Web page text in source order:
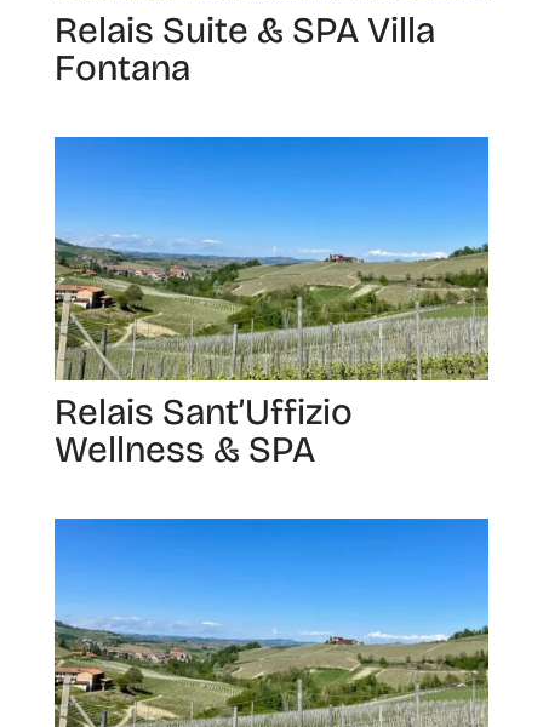
Relais Suite & SPA Villa
Fontana
Relais Sant’Uffizio
Wellness & SPA